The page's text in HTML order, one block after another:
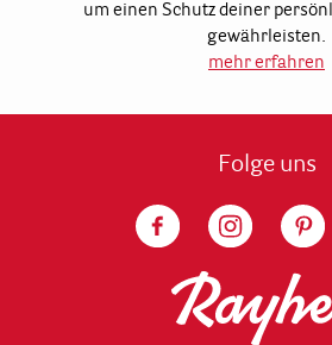
um einen Schutz deiner
gewährleisten.
mehr erfahren
Folge uns